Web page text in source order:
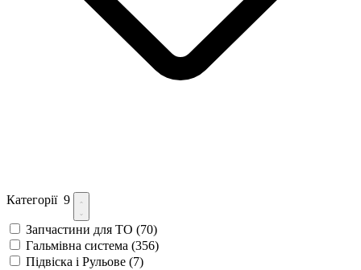
Категорії 9
Запчастини для ТО (70)
Гальмівна система (356)
Підвіска і Рульове (7)